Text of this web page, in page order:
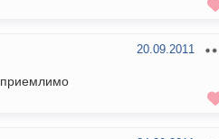
20.09.2011